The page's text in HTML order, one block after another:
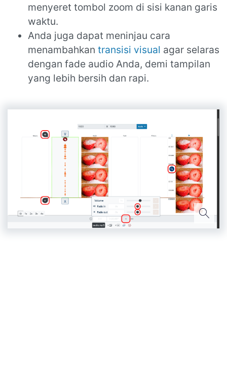
menyeret tombol zoom di sisi kanan garis
waktu.
Anda juga dapat meninjau cara
menambahkan transisi visual agar selaras
dengan fade audio Anda, demi tampilan
yang lebih bersih dan rapi.